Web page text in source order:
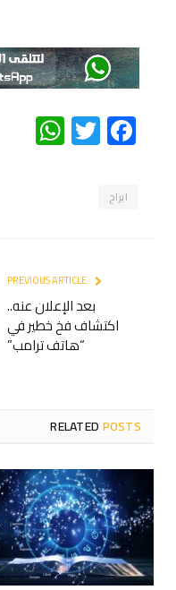
Facebook
Twitter
ابراج
بعد الإعلان عنه..
اكتشاف فخ خطير في
“هاتف ترامب”
RELATEDPOSTS